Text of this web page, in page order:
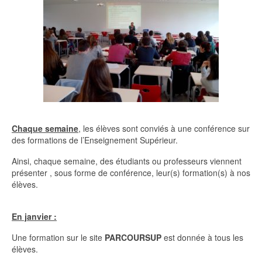
Chaque semaine, les élèves sont conviés à une conférence sur
des formations de l’Enseignement Supérieur.
Ainsi, chaque semaine, des étudiants ou professeurs viennent
présenter , sous forme de conférence, leur(s) formation(s) à nos
élèves.
En janvier :
Une formation sur le site PARCOURSUP est donnée à tous les
élèves.